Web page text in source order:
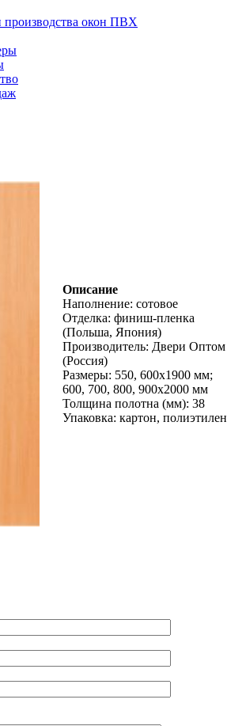
производства окон ПВХ
Описание
Наполнение: сотовое
Отделка: финиш-пленка
(Польша, Япония)
Производитель: Двери Оптом
(Россия)
Размеры: 550, 600х1900 мм;
600, 700, 800, 900х2000 мм
Толщина полотна (мм): 38
Упаковка: картон, полиэтилен